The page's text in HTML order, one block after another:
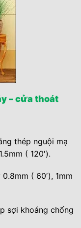
– cửa thoát
thép nguội mạ
( 120′).
( 60′), 1mm
sợi khoáng chống